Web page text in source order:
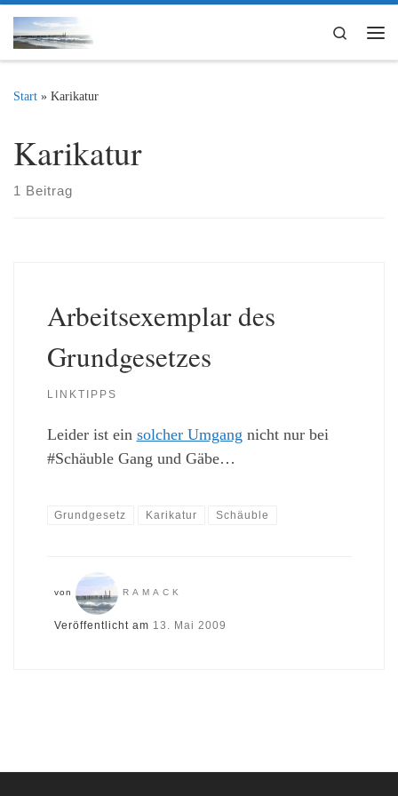
Zum Inhalt springen
Search
Start » Karikatur
Karikatur
1 Beitrag
Arbeitsexemplar des
Grundgesetzes
LINKTIPPS
Leider ist ein solcher Umgang nicht nur bei
#Schäuble Gang und Gäbe…
Grundgesetz Karikatur Schäuble
von RAMACK
Veröffentlicht am 13. Mai 2009